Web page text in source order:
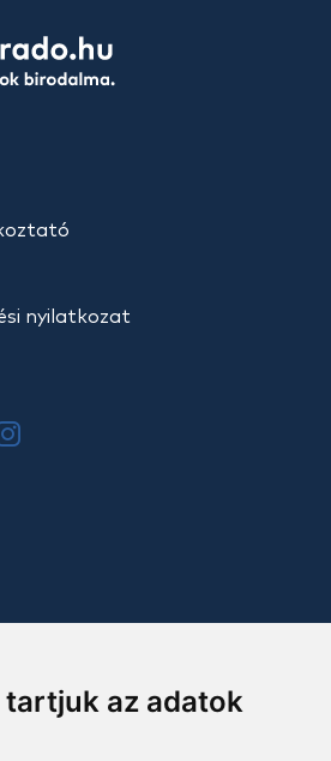
tartjuk az adatok
nyilatkozat